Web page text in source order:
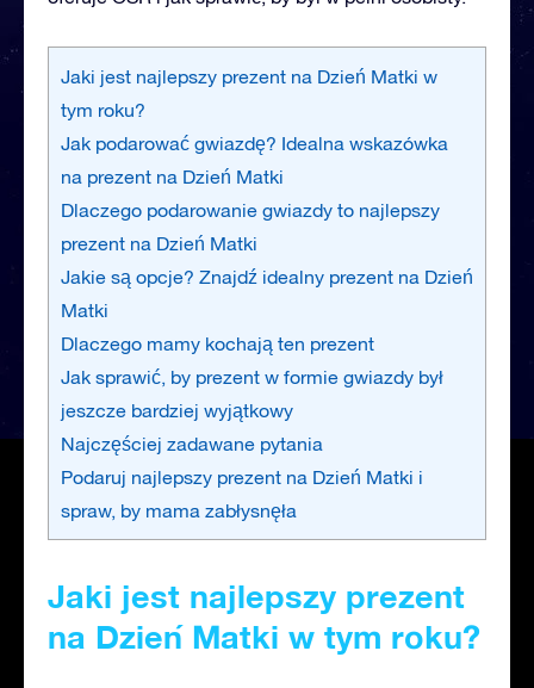
Jaki jest najlepszy prezent na Dzień Matki w
tym roku?
Jak podarować gwiazdę? Idealna wskazówka
na prezent na Dzień Matki
Dlaczego podarowanie gwiazdy to najlepszy
prezent na Dzień Matki
Jakie są opcje? Znajdź idealny prezent na Dzień
Matki
Dlaczego mamy kochają ten prezent
Jak sprawić, by prezent w formie gwiazdy był
jeszcze bardziej wyjątkowy
Najczęściej zadawane pytania
Podaruj najlepszy prezent na Dzień Matki i
spraw, by mama zabłysnęła
Jaki jest najlepszy prezent
na Dzień Matki w tym roku?